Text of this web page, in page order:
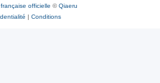
officielle ©Qiaeru
| Conditions